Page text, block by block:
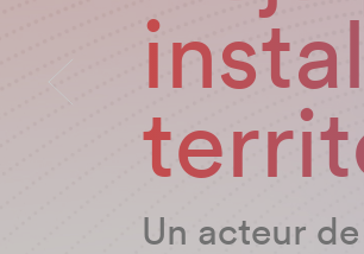
Un acteur